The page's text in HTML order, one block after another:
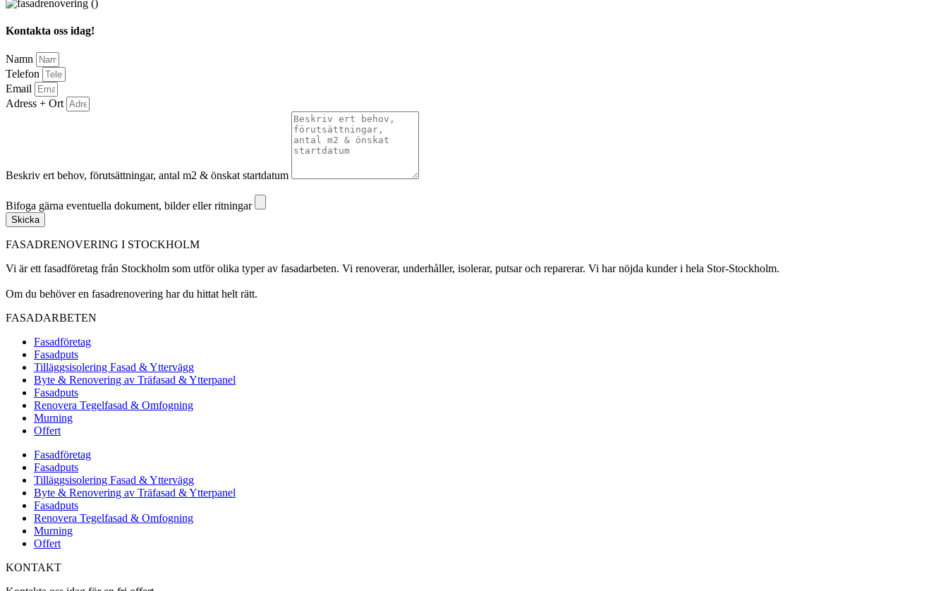
Kontakta oss idag!
Namn
Telefon
Email
Adress + Ort
Beskriv ert behov, förutsättningar, antal m2 & önskat startdatum
Bifoga gärna eventuella dokument, bilder eller ritningar
Skicka
FASADRENOVERING I STOCKHOLM
Vi är ett fasadföretag från Stockholm som utför olika typer av fasadarbeten. Vi renoverar, underhåller, isolerar, putsar och reparerar. Vi har nöjda kunder i hela Stor-Stockholm.
Om du behöver en fasadrenovering har du hittat helt rätt.
FASADARBETEN
Fasadföretag
Fasadputs
Tilläggsisolering Fasad & Yttervägg
Byte & Renovering av Träfasad & Ytterpanel
Fasadputs
Renovera Tegelfasad & Omfogning
Murning
Offert
Fasadföretag
Fasadputs
Tilläggsisolering Fasad & Yttervägg
Byte & Renovering av Träfasad & Ytterpanel
Fasadputs
Renovera Tegelfasad & Omfogning
Murning
Offert
KONTAKT